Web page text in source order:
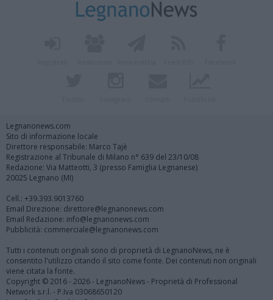
Legnanonews.com
Sito di informazione locale
Direttore responsabile: Marco Tajè
Registrazione al Tribunale di Milano n° 639 del 23/10/08
Redazione: Via Matteotti, 3 (presso Famiglia Legnanese)
20025 Legnano (MI)
Cell.: +39.393.9013760
Email Direzione: direttore@legnanonews.com
Email Redazione: info@legnanonews.com
Pubblicità: commerciale@legnanonews.com
Tutti i contenuti originali sono di proprietà di LegnanoNews, ne è
consentito l'utilizzo citando il sito come fonte. Dei contenuti non originali
viene citata la fonte.
Copyright © 2016 - 2026 - LegnanoNews - Proprietà di Professional
Network s.r.l. - P.Iva 03068650120